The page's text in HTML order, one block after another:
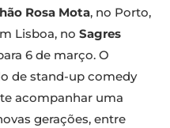
Rosa Mota, no Porto,
Lisboa, no Sagres
6 de março. O
de stand-up comedy
acompanhar uma
gerações, entre